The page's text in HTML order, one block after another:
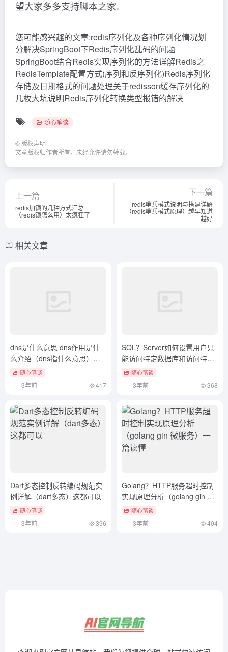
望大家多多支持脚本之家。
您可能感兴趣的文章:redis序列化及各种序列化情况划
分解决SpringBoot下Redis序列化乱码的问题
SpringBoot结合Redis实现序列化的方法详解Redis之
RedisTemplate配置方式(序列和反序列化)Redis序列化
存储及日期格式的问题处理关于redisson缓存序列化的
几枚大坑说明Redis序列化转换类型报错的解决
随心笔谈
© 版权声明
文章版权归作者所有，未经允许请勿转载。
上一篇
redis加锁的几种方式汇总
（redis锁怎么用）太疯狂了
下一篇
redis哨兵模式说明与搭建详解
（redis哨兵模式原理）越早知道
越好
相关文章
dns是什么意思 dns作用是什
么介绍（dns指什么意思）不
要告诉别人
随心笔谈
3年前 417
SQL？Server如何设置用户只
能访问特定数据库和访问特定
表或视图（sql server设置允许
远程连接）这都可以
随心笔谈
3年前 368
Dart多态控制反转编码规范实
例详解（dart多态）这都可以
随心笔谈
3年前 396
Golang？HTTP服务超时控制
实现原理分析（golang gin 微
服务）一篇读懂
随心笔谈
3年前 404